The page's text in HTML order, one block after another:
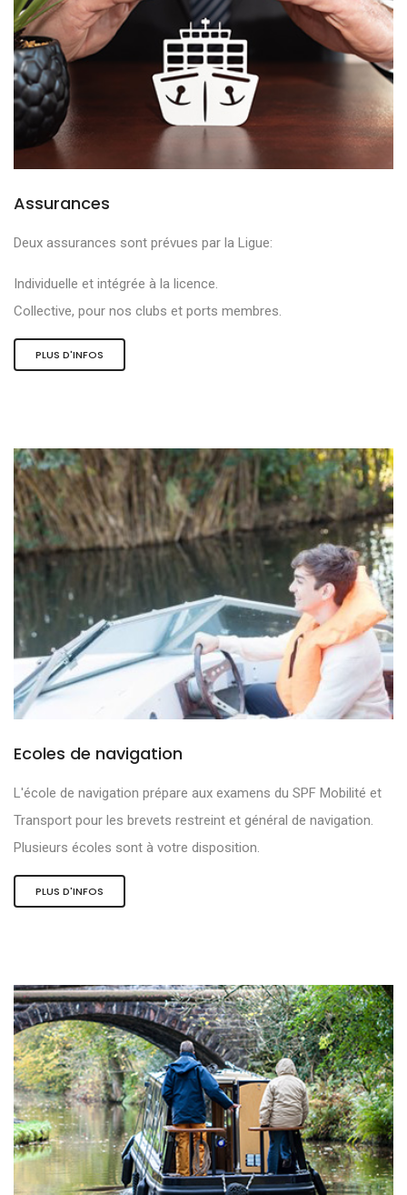
Assurances
Deux assurances sont prévues par la Ligue:
Individuelle et intégrée à la licence.
Collective, pour nos clubs et ports membres.
PLUS D'INFOS
Ecoles de navigation
L'école de navigation prépare aux examens du SPF Mobilité et
Transport pour les brevets restreint et général de navigation.
Plusieurs écoles sont à votre disposition.
PLUS D'INFOS